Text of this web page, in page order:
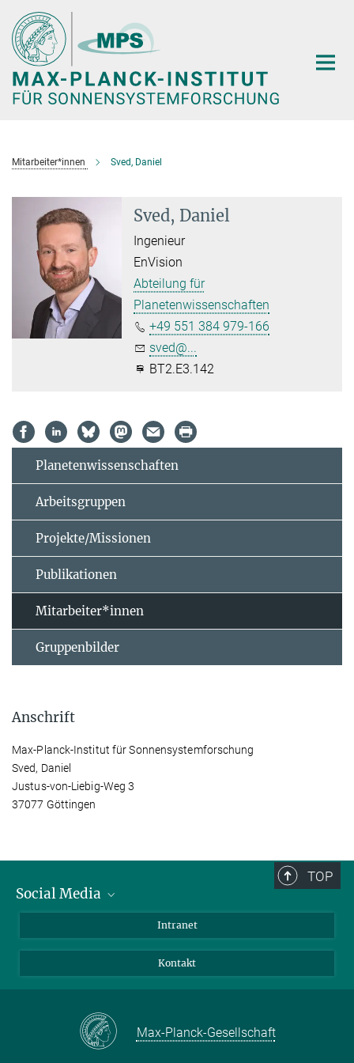
Hauptinhalt
Mitarbeiter*innen Sved, Daniel
Sved, Daniel
Ingenieur
EnVision
Abteilung für
Planetenwissenschaften
+49 551 384 979-166
sved@...
BT2.E3.142
Planetenwissenschaften
Arbeitsgruppen
Projekte/Missionen
Publikationen
Mitarbeiter*innen
Gruppenbilder
Anschrift
Max-Planck-Institut für Sonnensystemforschung
Sved, Daniel
Justus-von-Liebig-Weg 3
37077 Göttingen
TOP
Social Media
Facebook
Instagram
Mastodon
Intranet
Kontakt
Max-Planck-Gesellschaft